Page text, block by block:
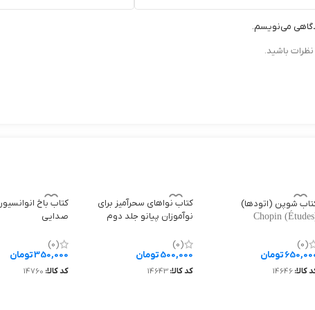
می‌نویسم.
باشید.
شوپن (اتودها)
Chopin
(0)
تومان
کالا:14646
کتاب نواهای سحرآمیز برای
نوآموزان پیانو جلد دوم
Beginner Pianists – Volume 2
(0)
500,000تومان
کد کالا:14643
صدایی
Invention
(0)
350,000تومان
کد کالا: 14760